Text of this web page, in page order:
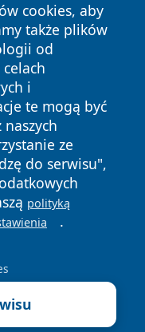
cookies, aby
także plików
od
i
te mogą być
ze
do serwisu",
polityką
.
prawa
Polityka
Cookies